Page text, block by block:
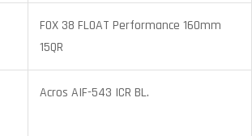
FOX 38 FLOAT Performance 160mm
15QR
Acros AIF-543 ICR BL.